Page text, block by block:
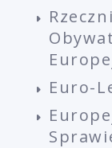
Euro-